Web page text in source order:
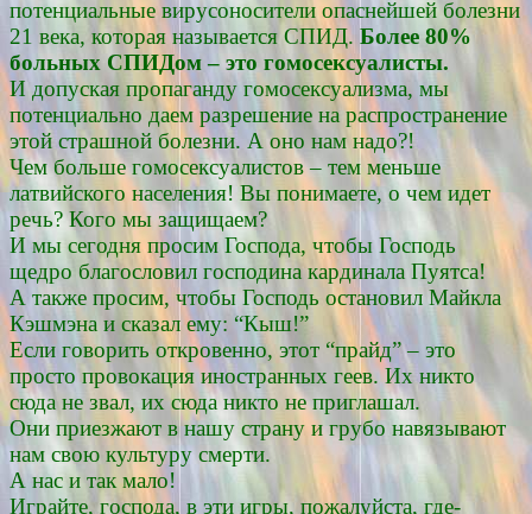
потенциальные вирусоносители опаснейшей болезни
21 века, которая называется СПИД. Более 80%
больных СПИДом – это гомосексуалисты.
И допуская пропаганду гомосексуализма, мы
потенциально даем разрешение на распространение
этой страшной болезни. А оно нам надо?!
Чем больше гомосексуалистов – тем меньше
латвийского населения! Вы понимаете, о чем идет
речь? Кого мы защищаем?
И мы сегодня просим Господа, чтобы Господь
щедро благословил господина кардинала Пуятса!
А также просим, чтобы Господь остановил Майкла
Кэшмэна и сказал ему: “Кыш!”
Если говорить откровенно, этот “прайд” – это
просто провокация иностранных геев. Их никто
сюда не звал, их сюда никто не приглашал.
Они приезжают в нашу страну и грубо навязывают
нам свою культуру смерти.
А нас и так мало!
Играйте, господа, в эти игры, пожалуйста, где-